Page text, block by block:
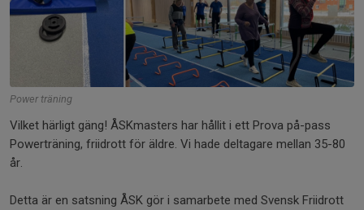
Power träning
Vilket härligt gäng! ÅSKmasters har hållit i ett Prova på-pass
Powerträning, friidrott för äldre. Vi hade deltagare mellan 35-80
år.
Detta är en satsning ÅSK gör i samarbete med Svensk Friidrott